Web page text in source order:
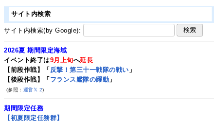
サイト内検索
サイト内検索(by Google):
2026夏 期間限定海域
イベント終了は9月上旬へ延長
【前段作戦】「 反撃！第三十一戦隊の戦い 」
【後段作戦】「 フランス艦隊の躍動 」
(参照： 運営𝕏 2)
期間限定任務
【初夏限定任務群】